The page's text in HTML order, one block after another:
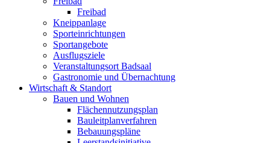
Freibad
Kneippanlage
Sporteinrichtungen
Sportangebote
Ausflugsziele
Veranstaltungsort Badsaal
Gastronomie und Übernachtung
Wirtschaft & Standort
Bauen und Wohnen
Flächennutzungsplan
Bauleitplanverfahren
Bebauungspläne